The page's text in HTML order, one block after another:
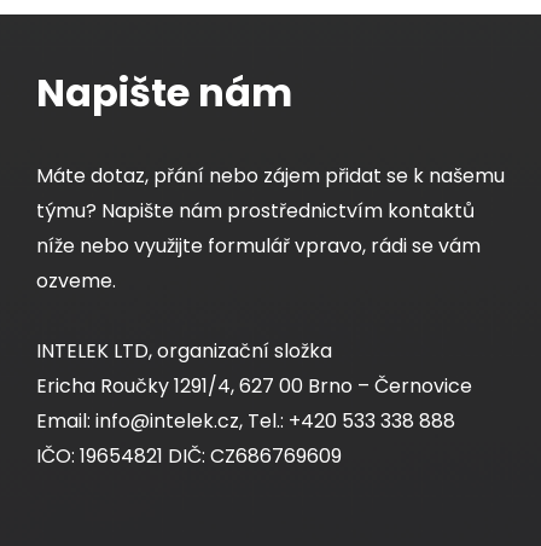
Napište nám
Máte dotaz, přání nebo zájem přidat se k našemu
týmu? Napište nám prostřednictvím kontaktů
níže nebo využijte formulář vpravo, rádi se vám
ozveme.
INTELEK LTD, organizační složka
Ericha Roučky 1291/4, 627 00 Brno – Černovice
Email: info@intelek.cz, Tel.: +420 533 338 888
IČO: 19654821 DIČ: CZ686769609